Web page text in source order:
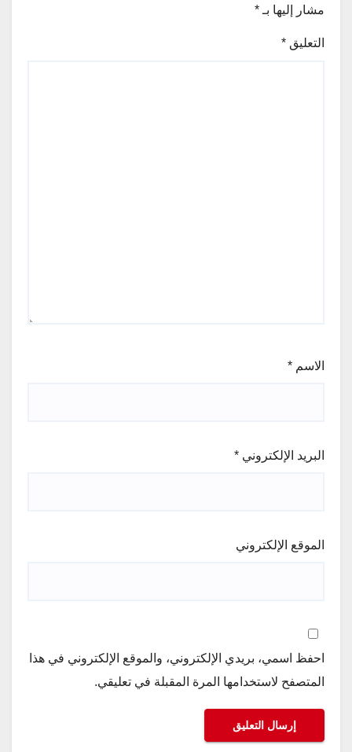
مشار إليها بـ *
التعليق *
الاسم *
البريد الإلكتروني *
الموقع الإلكتروني
احفظ اسمي، بريدي الإلكتروني، والموقع الإلكتروني في هذا
المتصفح لاستخدامها المرة المقبلة في تعليقي.